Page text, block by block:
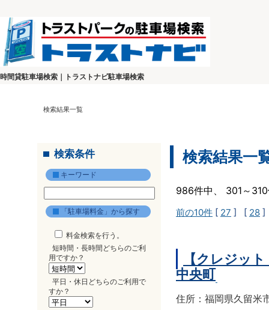
時間貸駐車場検索｜トラストナビ駐車場検索
検索結果一覧
検索条件
キーワード
「駐車場料金」から探す
料金検索を行う。
短時間・長時間どちらのご利
用ですか？
平日・休日どちらのご利用で
すか？
検索結果一
986件中、 301～
前の10件 [ 27 ] [ 28
【クレジッ
中央町
住所：福岡県久留米